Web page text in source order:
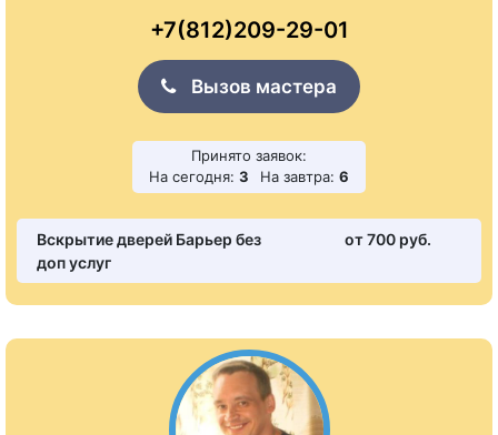
+7(812)209-29-01
Вызов мастера
Принято заявок:
На сегодня: 3 На завтра: 6
Вскрытие дверей Барьер без
доп услуг
от 700 pуб.